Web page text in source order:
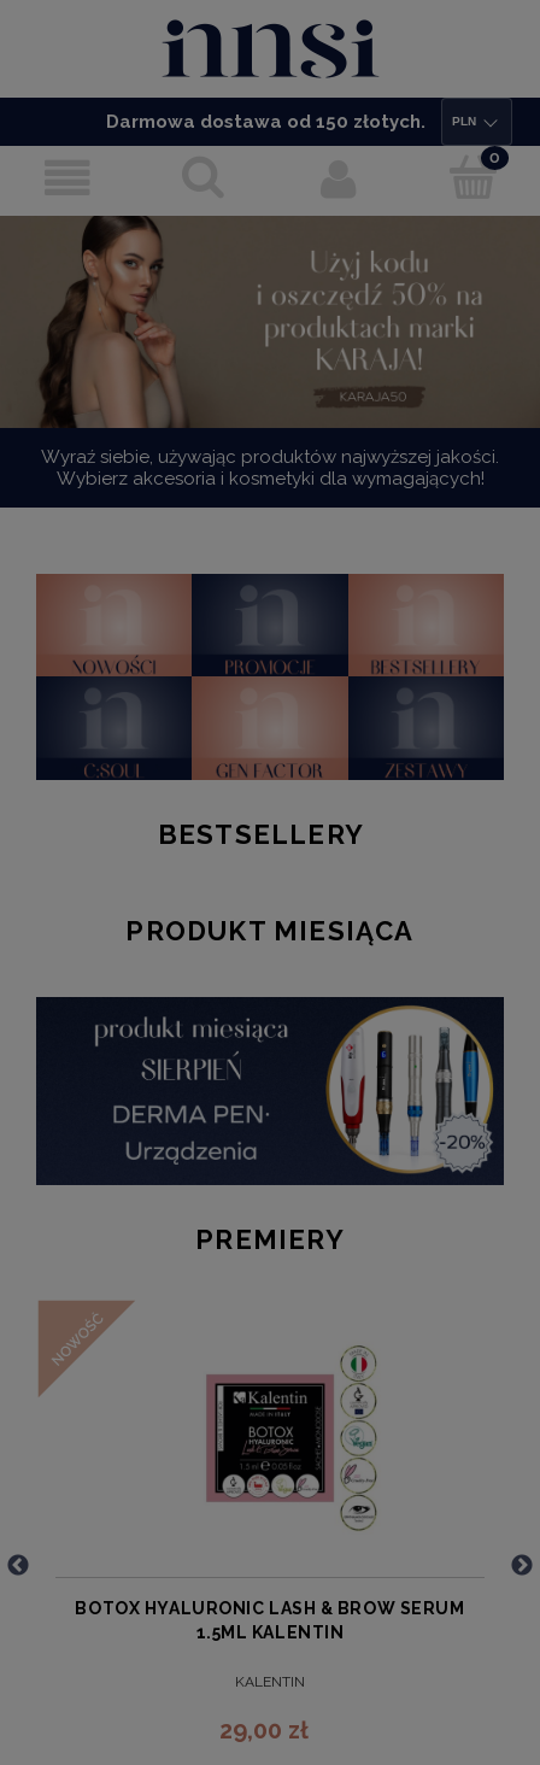
Darmowa dostawa od 150 złotych.
Wyraź siebie, używając produktów najwyższej jakości.
Wybierz akcesoria i kosmetyki dla wymagających!
BESTSELLERY
PRODUKT MIESIĄCA
PREMIERY
BOTOX HYALURONIC LASH & BROW SERUM
1.5ML KALENTIN
KALENTIN
29,00 zł